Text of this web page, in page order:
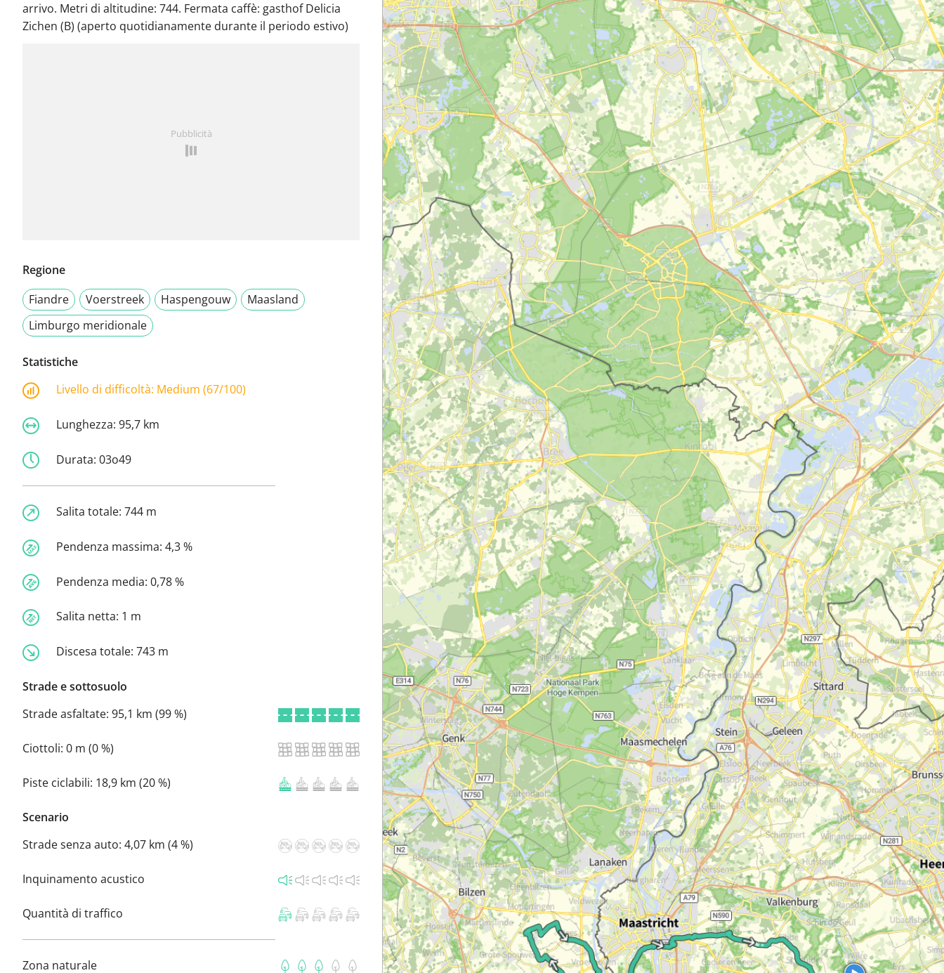
arrivo. Metri di altitudine: 744. Fermata caffè: gasthof Delicia
Zichen (B) (aperto quotidianamente durante il periodo estivo)
Pubblicità
Regione
Fiandre
Voerstreek Haspengouw
Maasland
Limburgo meridionale
Statistiche
Livello di difficoltà: Medium (67/100)
Lunghezza: 95,7 km
Durata: 03o49
Salita totale: 744 m
Pendenza massima: 4,3 %
Pendenza media: 0,78 %
Salita netta: 1 m
Discesa totale: 743 m
Strade e sottosuolo
Strade asfaltate: 95,1 km (99 %)
Ciottoli: 0 m (0 %)
Piste ciclabili: 18,9 km (20 %)
Scenario
Strade senza auto: 4,07 km (4 %)
Inquinamento acustico
Quantità di traffico
Zona naturale